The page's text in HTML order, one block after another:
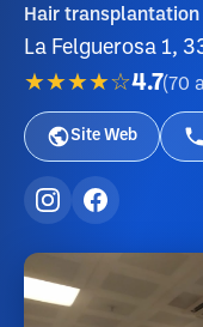
Hair
La Felguerosa 1,
★★★★☆4.7(70
Site Web